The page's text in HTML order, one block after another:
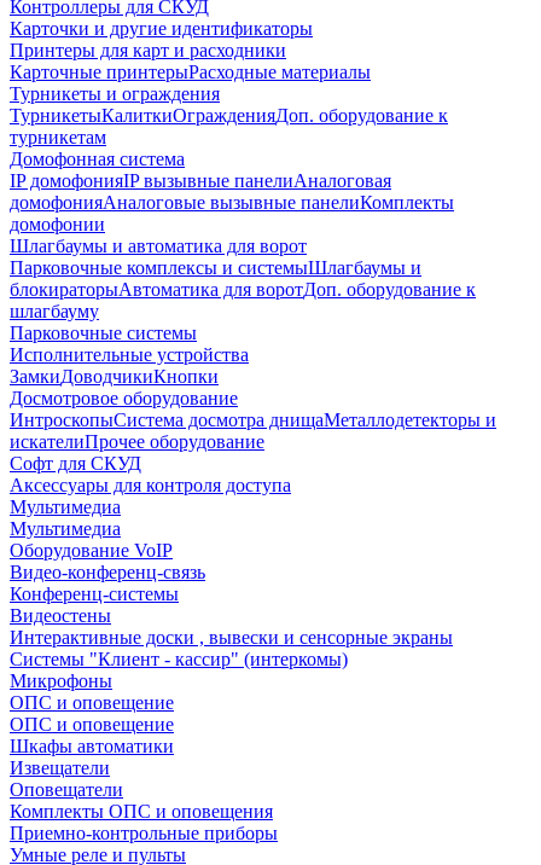
Контроллеры для СКУД
Карточки и другие идентификаторы
Принтеры для карт и расходники
Карточные принтерыРасходные материалы
Турникеты и ограждения
ТурникетыКалиткиОгражденияДоп. оборудование к
турникетам
Домофонная система
IP домофонияIP вызывные панелиАналоговая
домофонияАналоговые вызывные панелиКомплекты
домофонии
Шлагбаумы и автоматика для ворот
Парковочные комплексы и системыШлагбаумы и
блокираторыАвтоматика для воротДоп. оборудование к
шлагбауму
Парковочные системы
Исполнительные устройства
ЗамкиДоводчикиКнопки
Досмотровое оборудование
ИнтроскопыСистема досмотра днищаМеталлодетекторы и
искателиПрочее оборудование
Софт для СКУД
Аксессуары для контроля доступа
Мультимедиа
Мультимедиа
Оборудование VoIP
Видео-конференц-связь
Конференц-системы
Видеостены
Интерактивные доски , вывески и сенсорные экраны
Системы "Клиент - кассир" (интеркомы)
Микрофоны
ОПС и оповещение
ОПС и оповещение
Шкафы автоматики
Извещатели
Оповещатели
Комплекты ОПС и оповещения
Приемно-контрольные приборы
Умные реле и пульты